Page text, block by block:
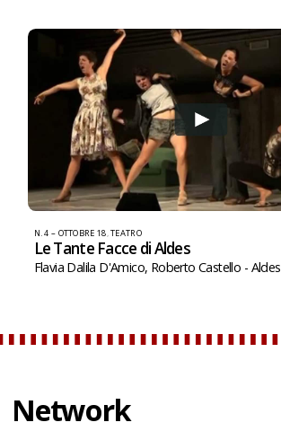
N. 4 – OTTOBRE 18,TEATRO
Le Tante Facce di Aldes
Flavia Dalila D'Amico, Roberto Castello - Aldes
Network